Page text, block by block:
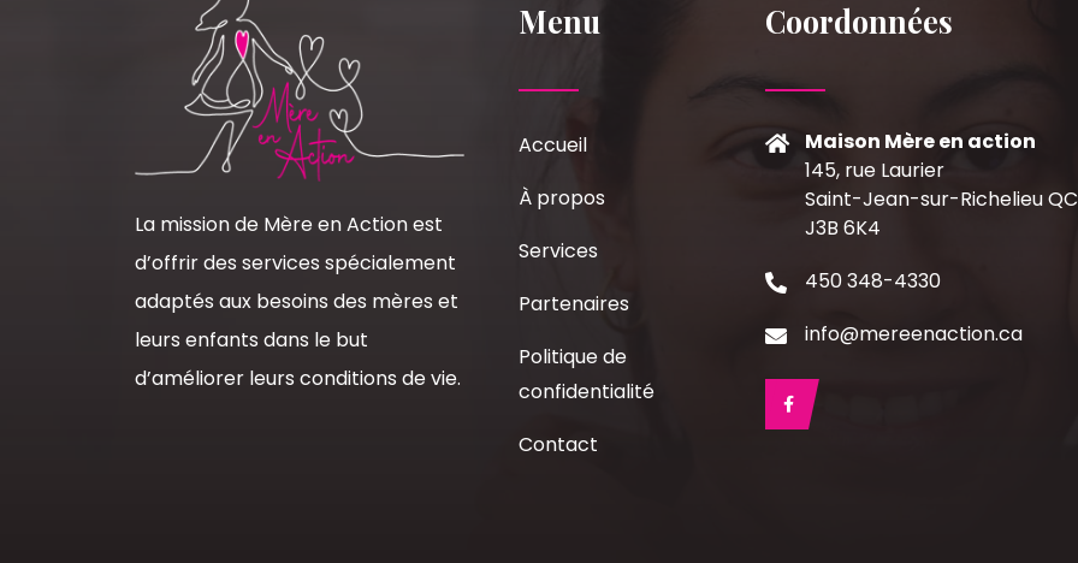
La mission de Mère en Action est
d’offrir des services spécialement
adaptés aux besoins des mères et
leurs enfants dans le but
d’améliorer leurs conditions de vie.
Menu
Accueil
À propos
Services
Partenaires
Politique de
confidentialité
Contact
Coordonnées
Maison Mère en action
145, rue Laurier
Saint-Jean-sur-Richelieu QC
J3B 6K4
450 348-4330
info@mereenaction.ca